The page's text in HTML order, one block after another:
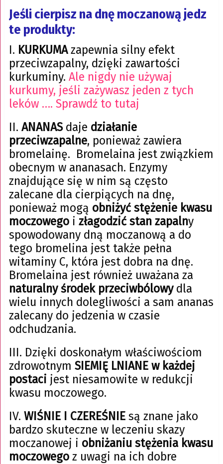
Jeśli cierpisz na dnę moczanową jedz
te produkty:
I. KURKUMAzapewnia silny efekt
przeciwzapalny, dzięki zawartości
kurkuminy. Ale nigdy nie używaj
kurkumy, jeśli zażywasz jeden z tych
leków …. Sprawdź to tutaj
II. ANANASdaje działanie
przeciwzapalne, ponieważ zawiera
bromelainę. Bromelaina jest związkiem
obecnym w ananasach. Enzymy
znajdujące się w nim są często
zalecane dla cierpiących na dnę,
ponieważ mogą obniżyć stężenie kwasu
moczowegoi złagodzić stan zapalny
spowodowany dną moczanową a do
tego bromelina jest także pełna
witaminy C, która jest dobra na dnę.
Bromelaina jest również uważana za
naturalny środek przeciwbólowydla
wielu innych dolegliwości a sam ananas
zalecany do jedzenia w czasie
odchudzania.
III. Dzięki doskonałym właściwościom
zdrowotnym SIEMIĘ LNIANE w każdej
postaci jest niesamowite w redukcji
kwasu moczowego.
IV. WIŚNIE I CZEREŚNIEsą znane jako
bardzo skuteczne w leczeniu skazy
moczanowej i obniżaniu stężenia kwasu
moczowegoz uwagi na ich dobre